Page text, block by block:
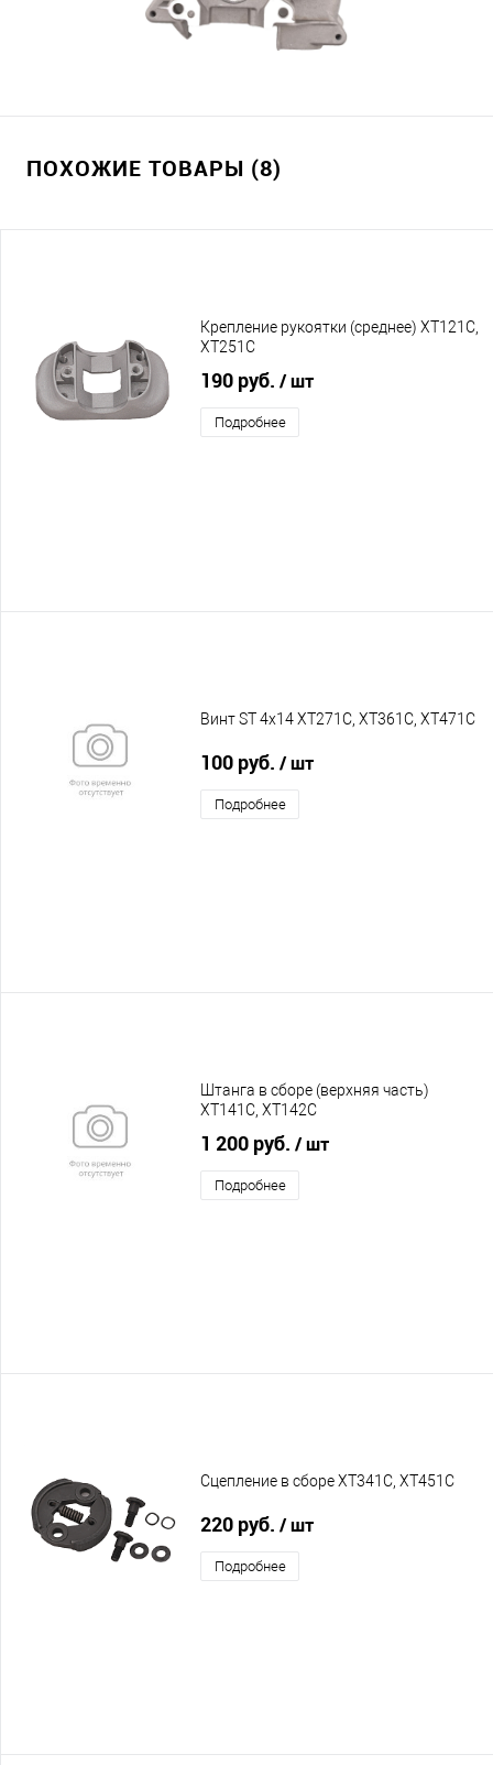
ПОХОЖИЕ ТОВАРЫ (8)
Крепление рукоятки (среднее) XT121C,
XT251C
190 руб. / шт
Подробнее
Винт ST 4х14 XT271C, XT361C, XT471C
100 руб. / шт
Подробнее
Штанга в сборе (верхняя часть)
XT141C, XT142C
1 200 руб. / шт
Подробнее
Сцепление в сборе XT341C, XT451C
220 руб. / шт
Подробнее